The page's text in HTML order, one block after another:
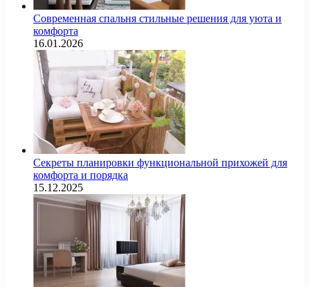
Современная спальня стильные решения для уюта и
комфорта
16.01.2026
Секреты планировки функциональной прихожей для
комфорта и порядка
15.12.2025